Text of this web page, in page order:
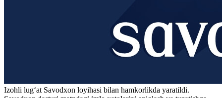
Izohli lugʻat Savodxon loyihasi bilan hamkorlikda yaratildi.